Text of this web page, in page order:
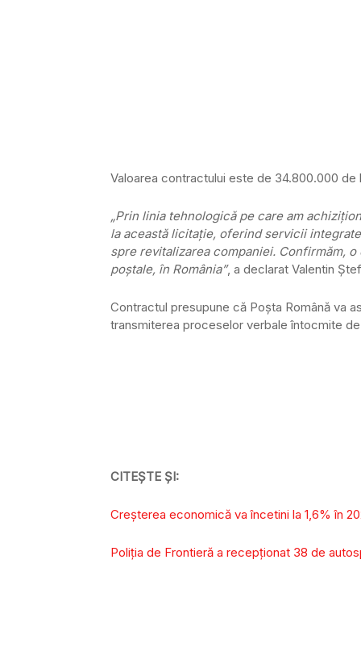
Valoarea contractului este de 34.800.000 de
„Prin linia tehnologică pe care am
la această licitație, oferind servicii
spre revitalizarea companiei. Confirmăm,
poştale, în România”, a declarat Valentin
Contractul presupune că Poşta Română va
transmiterea proceselor verbale întocmite
CITEȘTE ȘI:
Creșterea economică va încetini la 1,6% în
Poliţia de Frontieră a recepţionat 38 de